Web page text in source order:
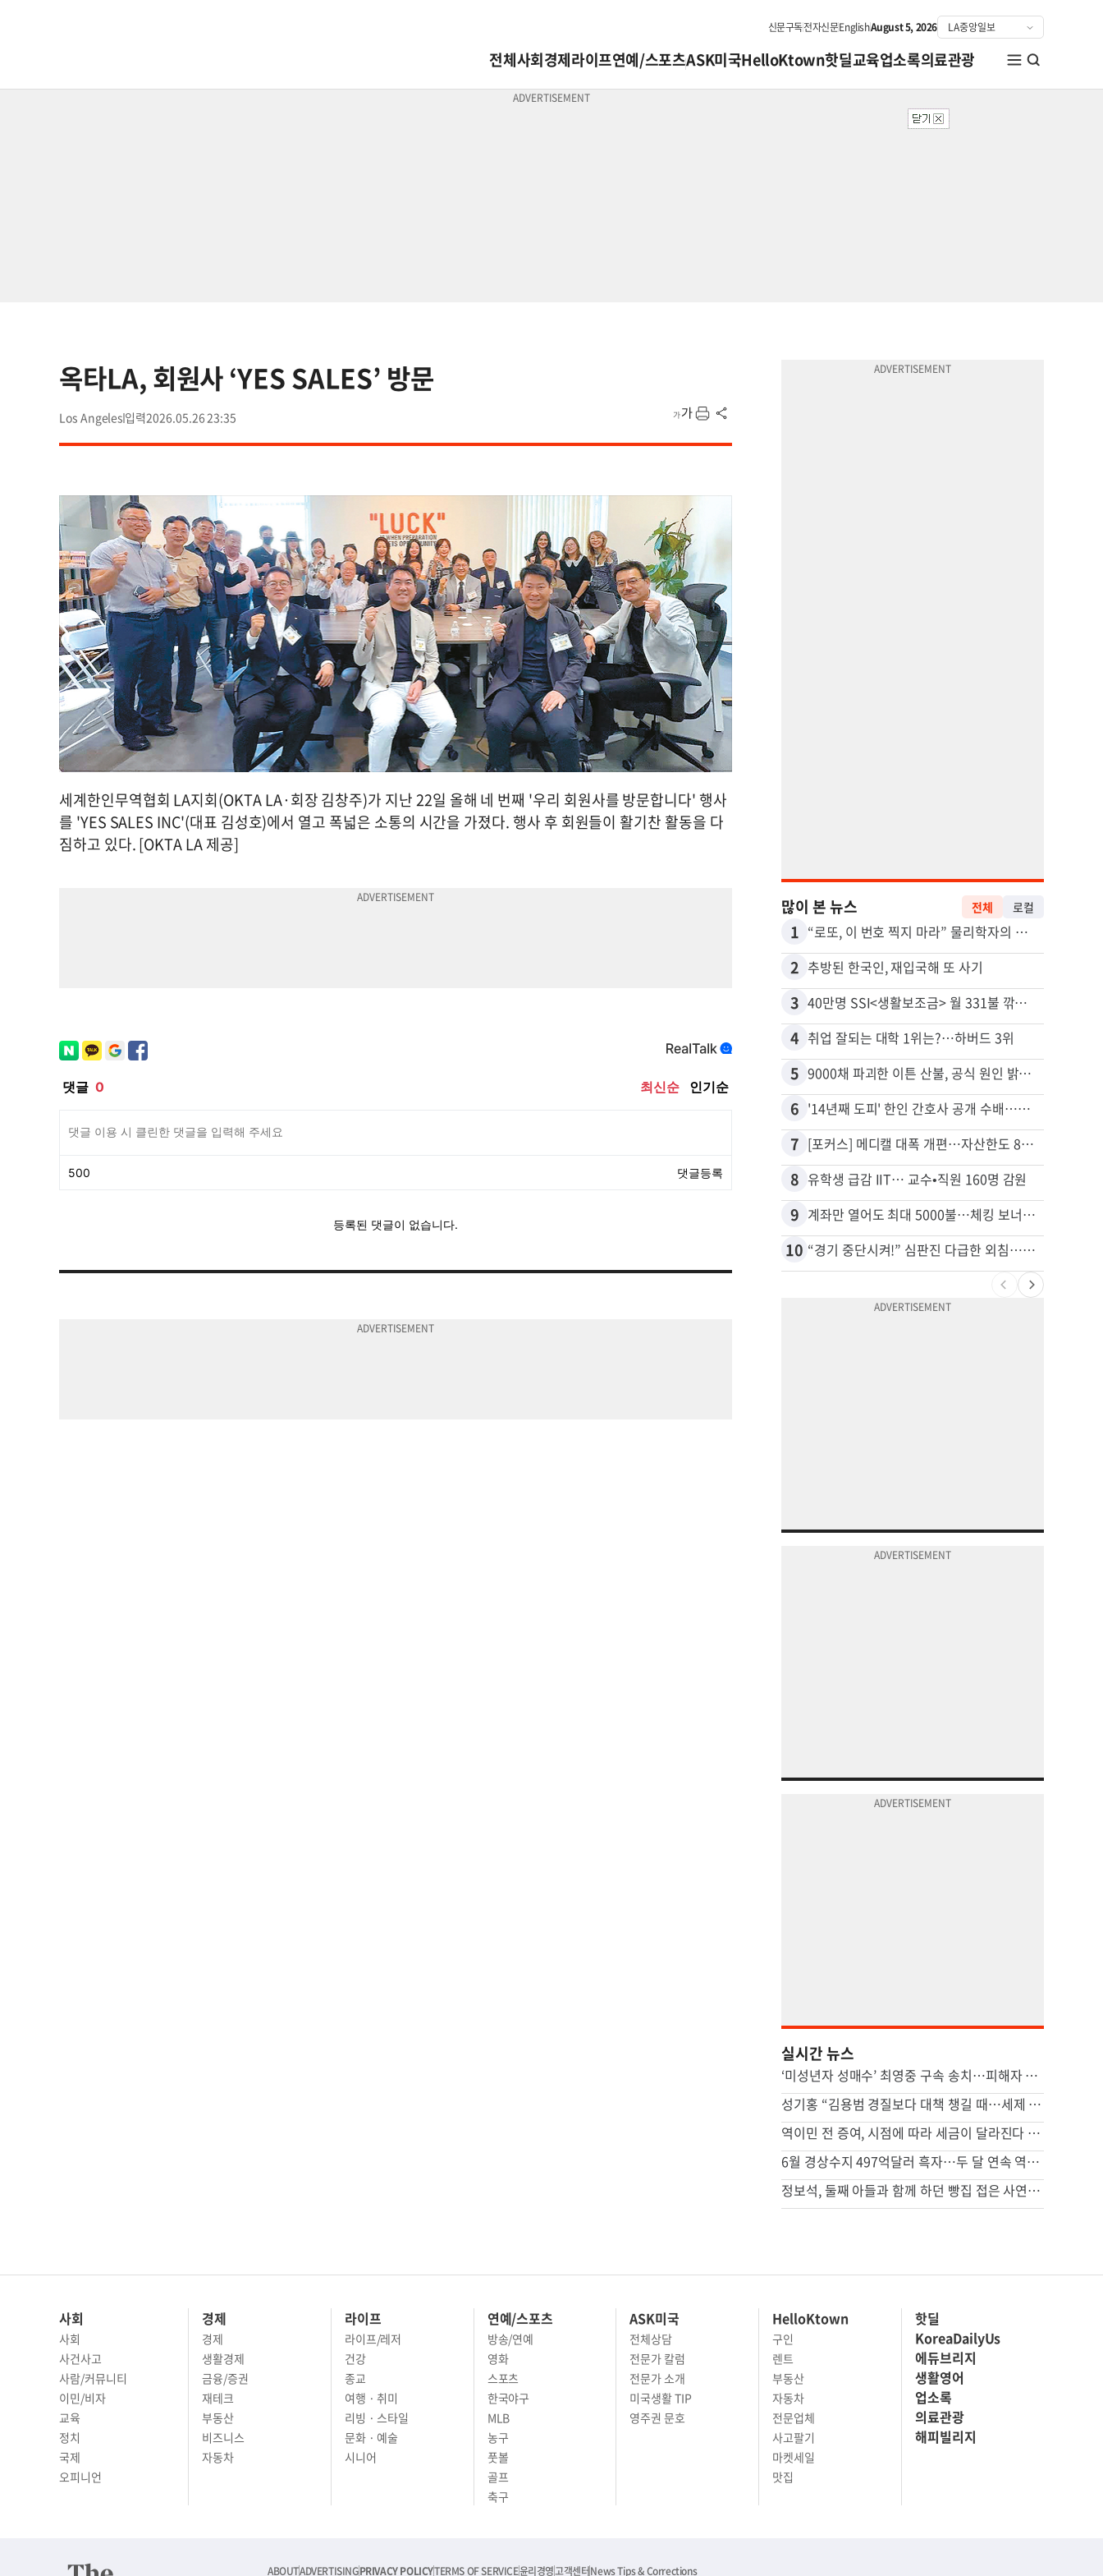
신문구독전자신문EnglishAugust 5, 2026
전체사회경제라이프연예/스포츠ASK미국HelloKtown핫딜교육업소록의료관광
옥타LA, 회원사 ‘YES SALES’ 방문
Los Angeles 2026.05.26 23:35
세계한인무역협회 LA지회(OKTA LA·회장 김창주)가 지난 22일 올해 네 번째 '우리 회원사를 방문합니다' 행사
를 'YES SALES INC'(대표 김성호)에서 열고 폭넓은 소통의 시간을 가졌다. 행사 후 회원들이 활기찬 활동을 다
짐하고 있다. [OKTA LA 제공]
많이 본 뉴스 전체 로컬
1 “로또, 이 번호 찍지 마라” 물리학자의 당첨금 높이는 비밀
2 추방된 한국인, 재입국해 또 사기
3 40만명 SSI<생활보조금> 월 331불 깎이나
4 취업 잘되는 대학 1위는?…하버드 3위
5 9000채 파괴한 이튼 산불, 공식 원인 밝혀졌다
6 '14년째 도피' 한인 간호사 공개 수배…메디케어 사기 유죄
7 [포커스] 메디캘 대폭 개편…자산한도 84% 축소
8 유학생 급감 IIT… 교수•직원 160명 감원
9 계좌만 열어도 최대 5000불…체킹 보너스 무한 경쟁
10 “경기 중단시켜!” 심판진 다급한 외침…폭염에 야구팬 쓰러졌다
실시간 뉴스
‘미성년자 성매수’ 최영중 구속 송치…피해자 2명
성기홍 “김용범 경질보다 대책 챙길 때…세제 개편은 집값 잡기용 아냐”
역이민 전 증여, 시점에 따라 세금이 달라진다 [ASK미국 상속법-박하얀 변호사]
6월 경상수지 497억달러 흑자…두 달 연속 역대 최대
정보석, 둘째 아들과 함께 하던 빵집 접은 사연 공개
사회
사회
사건사고
사람/커뮤니티
이민/비자
교육
정치
국제
오피니언
경제
경제
생활경제
금융/증권
재테크
부동산
비즈니스
자동차
라이프
라이프/레저
건강
종교
여행 · 취미
리빙 · 스타일
문화 · 예술
시니어
연예/스포츠
방송/연예
영화
스포츠
한국야구
MLB
농구
풋볼
골프
축구
ASK미국
전체상담
전문가 칼럼
전문가 소개
미국생활 TIP
영주권 문호
HelloKtown
구인
렌트
부동산
자동차
전문업체
사고팔기
마켓세일
맛집
핫딜
KoreaDailyUs
에듀브리지
생활영어
업소록
의료관광
해피빌리지
ABOUTADVERTISINGPRIVACY POLICYTERMS OF SERVICE윤리경영고객센터News Tips & Corrections